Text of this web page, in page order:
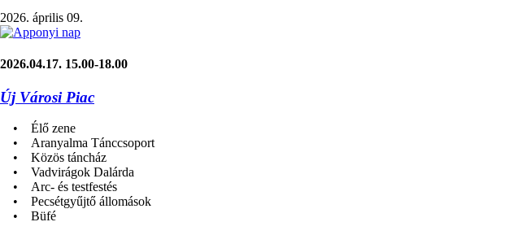
összefogással
teli
2026. április 09.
2026.04.17. 15.00-18.00
Új Városi Piac
• Élő zene
• Aranyalma Tánccsoport
• Közös táncház
• Vadvirágok Dalárda
• Arc- és testfestés
• Pecsétgyűjtő állomások
• Büfé